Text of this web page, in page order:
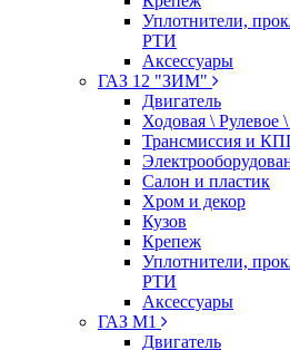
Уплотнители,
РТИ
Аксессуары
ГАЗ 12 "ЗИМ"
Двигатель
Ходовая \ Рулевое
Трансмиссия и
Салон и пластик
Хром и декор
Кузов
Крепеж
Уплотнители,
РТИ
Аксессуары
ГАЗ М1
Двигатель